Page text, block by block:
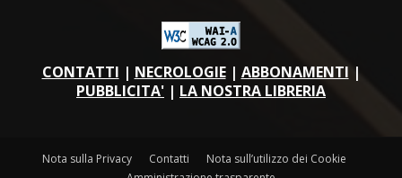
CONTATTI | NECROLOGIE| ABBONAMENTI |
PUBBLICITA' | LA NOSTRA LIBRERIA
Nota sulla Privacy Contatti
Nota sull’utilizzo dei Cookie